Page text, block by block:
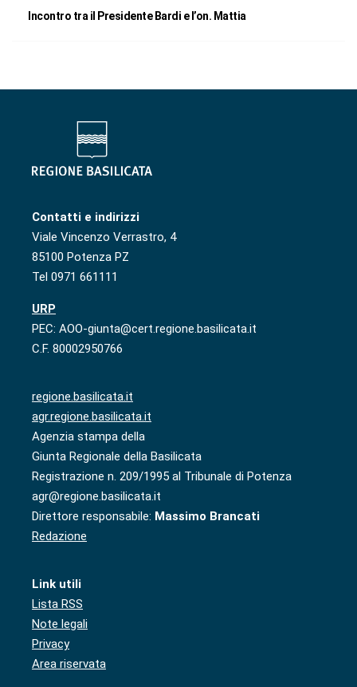
Incontro tra il Presidente Bardi e l’on. Mattia
Contatti e indirizzi
Viale Vincenzo Verrastro, 4
85100 Potenza PZ
Tel 0971 661111
URP
PEC: AOO-giunta@cert.regione.basilicata.it
C.F. 80002950766
regione.basilicata.it
agr.regione.basilicata.it
Agenzia stampa della
Giunta Regionale della Basilicata
Registrazione n. 209/1995 al Tribunale di Potenza
agr@regione.basilicata.it
Direttore responsabile: Massimo Brancati
Redazione
Link utili
Lista RSS
Note legali
Privacy
Area riservata